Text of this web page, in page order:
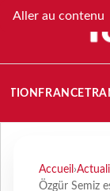
Aller au contenu
FRANCE
Accueil ›
Özgür Semiz